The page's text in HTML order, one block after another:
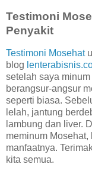
Testimoni
Penyakit
Testimoni Mosehat
blog
setelah saya
berangsur-angsur
seperti biasa.
lelah, jantung
lambung dan liver.
meminum
manfaatnya.
kita semua.